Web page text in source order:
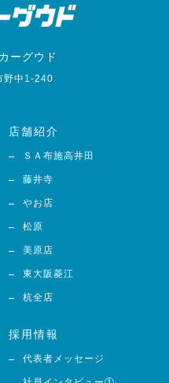
ーグウド
野中1-240
店舗紹介
ＳＡ布施高井田
藤井寺
やお店
松原
美原店
東大阪菱江
杭全店
採用情報
代表者メッセージ